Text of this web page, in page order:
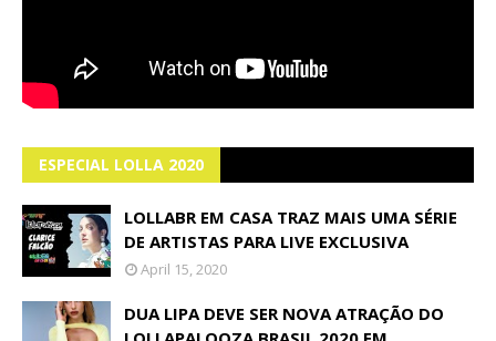
ESPECIAL LOLLA 2020
LOLLABR EM CASA TRAZ MAIS UMA SÉRIE
DE ARTISTAS PARA LIVE EXCLUSIVA
April 15, 2020
DUA LIPA DEVE SER NOVA ATRAÇÃO DO